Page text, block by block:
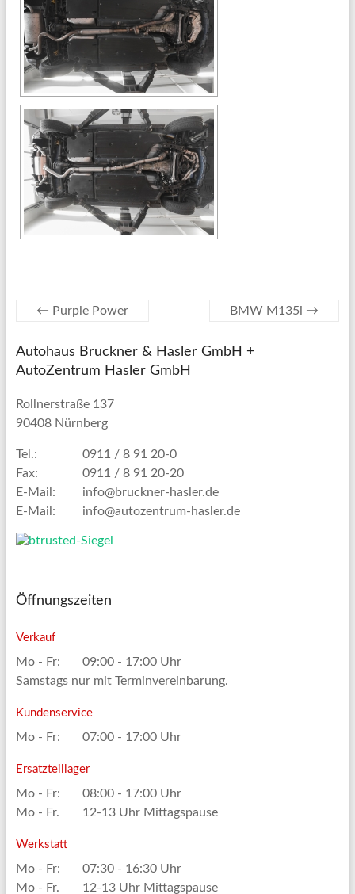
← Purple Power BMW M135i →
Autohaus Bruckner & Hasler GmbH +
AutoZentrum Hasler GmbH
Rollnerstraße 137
90408 Nürnberg
Tel.:
0911 / 8 91 20-0
Fax:
0911 / 8 91 20-20
E-Mail:
info@bruckner-hasler.de
E-Mail:
info@autozentrum-hasler.de
Öffnungszeiten
Verkauf
Mo - Fr:
09:00 - 17:00 Uhr
Samstags nur mit Terminvereinbarung.
Kundenservice
Mo - Fr: 07:00 - 17:00 Uhr
Ersatzteillager
Mo - Fr:
08:00 - 17:00 Uhr
Mo - Fr.
12-13 Uhr Mittagspause
Werkstatt
Mo - Fr:
07:30 - 16:30 Uhr
Mo - Fr.
12-13 Uhr Mittagspause